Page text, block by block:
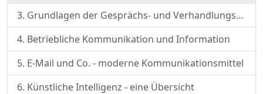
3. Grundlagen der Gesprächs- und Verhandlungsführung
4. Betriebliche Kommunikation und Information
5. E-Mail und Co. - moderne Kommunikationsmittel
6. Künstliche Intelligenz - eine Übersicht